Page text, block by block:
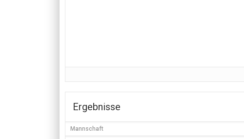
Ergebnisse
Mannschaft